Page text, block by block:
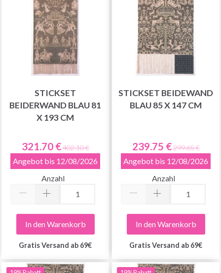
STICKSET
BEIDERWAND BLAU 81
X 193 CM
321.70 €402.10 €
Angebot bis 12/08/2026
Anzahl
In den Warenkorb
Gratis Versand ab 69€
STICKSET BEIDEWAND
BLAU 85 X 147 CM
239.75 €299.65 €
Angebot bis 12/08/2026
Anzahl
In den Warenkorb
Gratis Versand ab 69€